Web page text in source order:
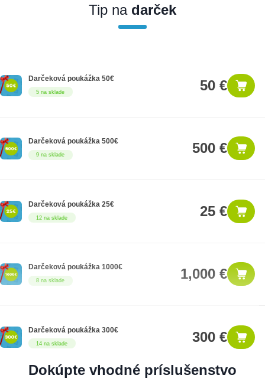
nakupovať ako firemný zákazník, musíte sa pred nákupom
registrovať. Registrácia podlieha overeniu.
Tip nadarček
5 na sklade
Darčeková poukážka 50€ 50 €
9 na sklade
Darčeková poukážka 500€ 500 €
12 na sklade
Darčeková poukážka 25€ 25 €
8 na sklade
Darčeková poukážka 1000€ 1,000 €
14 na sklade
Darčeková poukážka 300€ 300 €
Dokúpte vhodné príslušenstvo